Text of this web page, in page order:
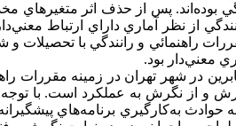
بوده‌اند. پس از حذف اثر
از نظر آماري داراي ارتباط
راهنمائي و رانندگي با تحصيلات
معني‌دار بود.
در شهر تهران در زمينه
و از نگرش به عملكرد است. با توجه
به‌كارگيري برنامه‌هاي پيشگيرانه